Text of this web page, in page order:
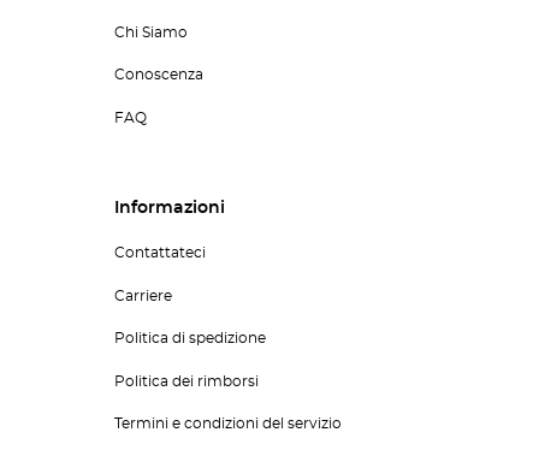
Chi Siamo
Conoscenza
FAQ
Informazioni
Contattateci
Carriere
Politica di spedizione
Politica dei rimborsi
Termini e condizioni del servizio